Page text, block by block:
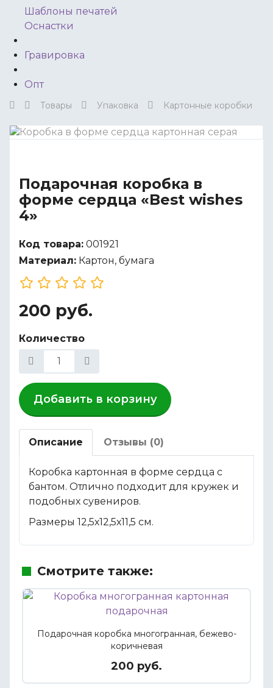
Шаблоны печатей
Оснастки
Гравировка
Опт
Товары Упаковка Картонные коробки
Подарочная коробка в
форме сердца «Best wishes
4»
Код товара: 001921
Материал: Картон, бумага
200 руб.
Количество
Добавить в корзину
Описание Отзывы (0)
Коробка картонная в форме сердца с
бантом. Отлично подходит для кружек и
подобных сувениров.
Размеры 12,5х12,5х11,5 см.
Смотрите также:
Подарочная коробка многогранная, бежево-
коричневая
200 руб.